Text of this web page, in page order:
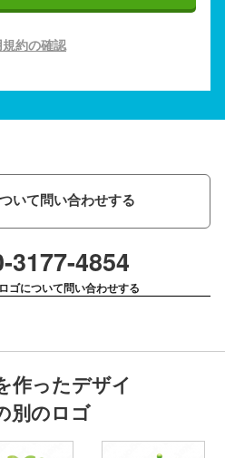
約の確認
いて問い合わせする
4854
ゴについて問い合わせする
作ったデザイ
別のロゴ